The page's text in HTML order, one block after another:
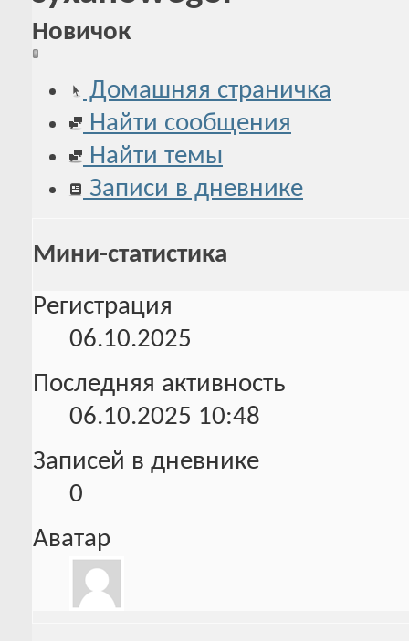
Новичок
Домашняя страничка
Найти сообщения
Найти темы
Записи в дневнике
Мини-статистика
Регистрация
06.10.2025
Последняя активность
06.10.2025 10:48
Записей в дневнике
0
Аватар